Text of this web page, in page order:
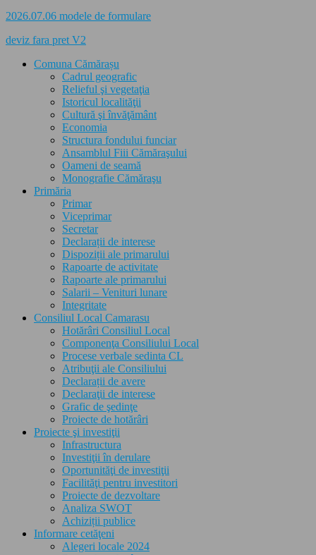
2026.07.06 modele de formulare
deviz fara pret V2
Comuna Cămărașu
Cadrul geografic
Relieful şi vegetaţia
Istoricul localităţii
Cultură şi învăţământ
Economia
Structura fondului funciar
Ansamblul Fiii Cămăraşului
Oameni de seamă
Monografie Cămăraşu
Primăria
Primar
Viceprimar
Secretar
Declarații de interese
Dispoziții ale primarului
Rapoarte de activitate
Rapoarte ale primarului
Salarii – Venituri lunare
Integritate
Consiliul Local Camarasu
Hotărâri Consiliul Local
Componenţa Consiliului Local
Procese verbale sedinta CL
Atribuţii ale Consiliului
Declarații de avere
Declaraţii de interese
Grafic de şedinţe
Proiecte de hotărâri
Proiecte şi investiţii
Infrastructura
Investiţii în derulare
Oportunităţi de investiţii
Facilităţi pentru investitori
Proiecte de dezvoltare
Analiza SWOT
Achiziții publice
Informare cetăţeni
Alegeri locale 2024